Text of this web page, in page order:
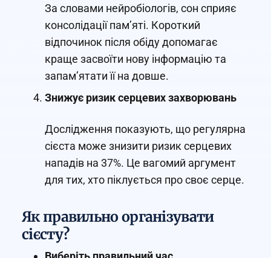
За словами нейробіологів, сон сприяє
консолідації пам’яті. Короткий
відпочинок після обіду допомагає
краще засвоїти нову інформацію та
запам’ятати її на довше.
Знижує ризик серцевих захворювань
Дослідження показують, що регулярна
сієста може знизити ризик серцевих
нападів на 37%. Це вагомий аргумент
для тих, хто піклується про своє серце.
Як правильно організувати
сієсту?